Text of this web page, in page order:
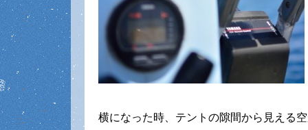
横になった時、テントの隙間から見える